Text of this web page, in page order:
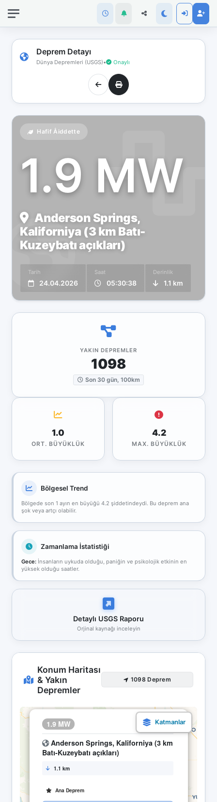
Deprem Detayı
Dünya Depremleri (USGS)• Onaylı
Hafif Åiddette
1.9 MW
Anderson Springs,
Kaliforniya (3 km Batı-
Kuzeybatı açıkları)
Tarih
24.04.2026
Saat
05:30:38
Derinlik
1.1 km
YAKIN DEPREMLER
1098
Son 30 gün, 100km
1.0
ORT. BÜYÜKLÜK
4.2
MAX. BÜYÜKLÜK
Bölgesel Trend
Bölgede son 1 ayın en büyüğü 4.2 şiddetindeydi. Bu deprem ana
şok veya artçı olabilir.
Zamanlama İstatistiği
Gece: İnsanların uykuda olduğu, paniğin ve psikolojik etkinin en
yüksek olduğu saatler.
Detaylı USGS Raporu
Orjinal kaynağı inceleyin
Konum Haritası
& Yakın
Depremler
1098 Deprem
1.9 MW 24.04 05:30
Anderson Springs, Kaliforniya (3 km
Batı-Kuzeybatı açıkları)
1.1 km
Ana Deprem
×
bağlantınız
koptu!
Çevrimdışı
moddasınız.